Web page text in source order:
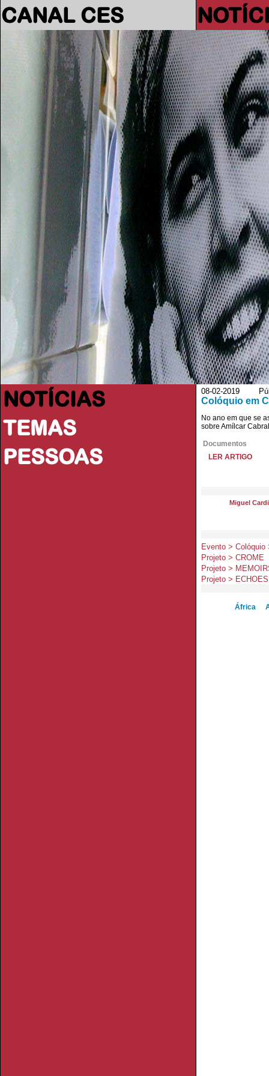
CANAL CES
NOTÍCIAS
TEMAS
PESSOAS
08-02-2019
Colóquio em
No ano em que se
sobre Amílcar
Documentos
LER ARTIGO
Miguel
Evento >
Projeto > CROME
Projeto >
Projeto > ECHOES
África